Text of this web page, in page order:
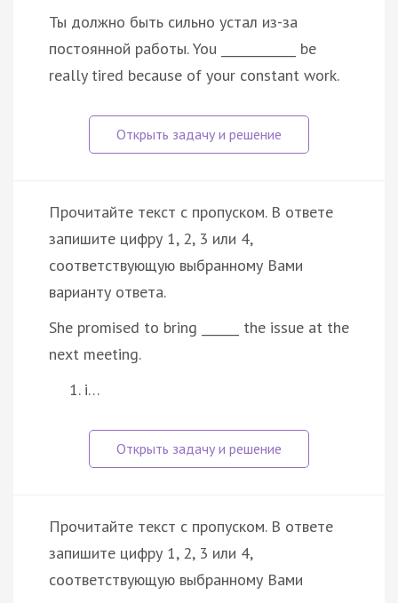
Ты должно быть сильно устал из-за
постоянной работы. You ____________ be
really tired because of your constant work.
Прочитайте текст с пропуском. В ответе
запишите цифру 1, 2, 3 или 4,
соответствующую выбранному Вами
варианту ответа.
She promised to bring ______ the issue at the
next meeting.
i…
Прочитайте текст с пропуском. В ответе
запишите цифру 1, 2, 3 или 4,
соответствующую выбранному Вами